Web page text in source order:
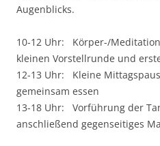
Augenblicks.
10-12 Uhr: Körper-/
kleinen Vorstellrunde und
12-13 Uhr: Kleine
gemeinsam essen
13-18 Uhr: Vorführung der
anschließend gegenseitiges